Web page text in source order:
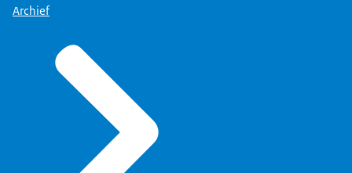
Archief